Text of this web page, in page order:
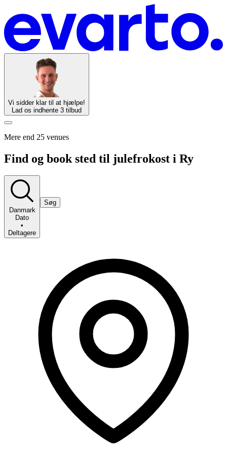
Vi sidder klar til at hjælpe!
Lad os indhente 3 tilbud
Mere end 25 venues
Find og book sted til julefrokost i Ry
Danmark
Dato
•
Deltagere
Søg